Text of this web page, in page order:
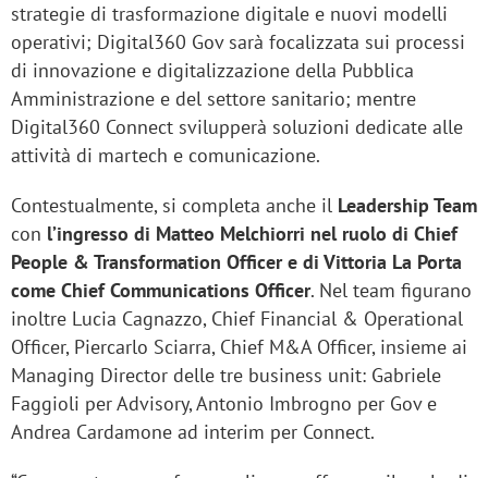
strategie di trasformazione digitale e nuovi modelli
operativi; Digital360 Gov sarà focalizzata sui processi
di innovazione e digitalizzazione della Pubblica
Amministrazione e del settore sanitario; mentre
Digital360 Connect svilupperà soluzioni dedicate alle
attività di martech e comunicazione.
Contestualmente, si completa anche il Leadership Team
con l’ingresso di Matteo Melchiorri nel ruolo di Chief
People & Transformation Officer e di Vittoria La Porta
come Chief Communications Officer. Nel team figurano
inoltre Lucia Cagnazzo, Chief Financial & Operational
Officer, Piercarlo Sciarra, Chief M&A Officer, insieme ai
Managing Director delle tre business unit: Gabriele
Faggioli per Advisory, Antonio Imbrogno per Gov e
Andrea Cardamone ad interim per Connect.